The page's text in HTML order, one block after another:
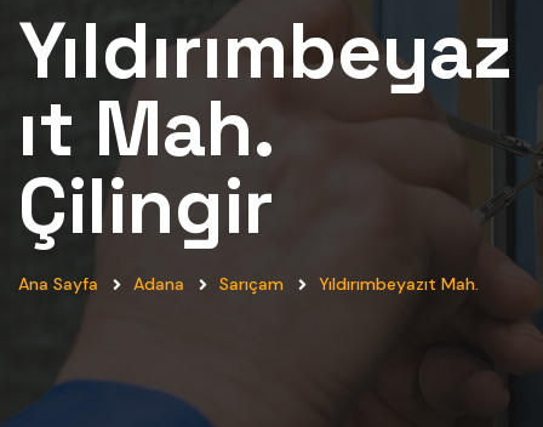
Yıldırımbeyaz
ıt Mah.
Çilingir
Ana Sayfa Adana Sarıçam Yıldırımbeyazıt Mah.